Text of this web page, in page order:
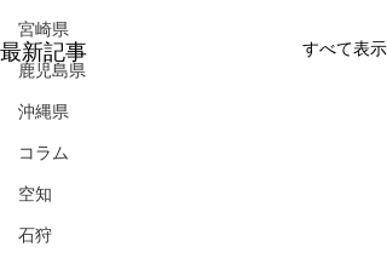
宮崎県
鹿児島県
沖縄県
コラム
空知
石狩
最新記事 すべて表示